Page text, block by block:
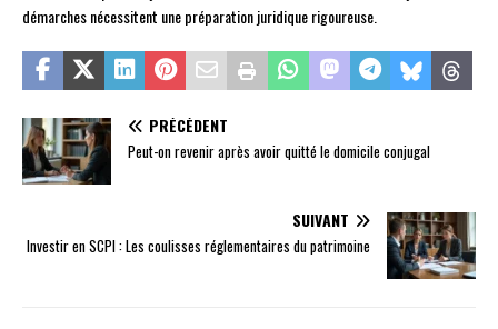
démarches nécessitent une préparation juridique rigoureuse.
PRÉCÉDENT
Peut-on revenir après avoir quitté le domicile conjugal
SUIVANT
Investir en SCPI : Les coulisses réglementaires du patrimoine